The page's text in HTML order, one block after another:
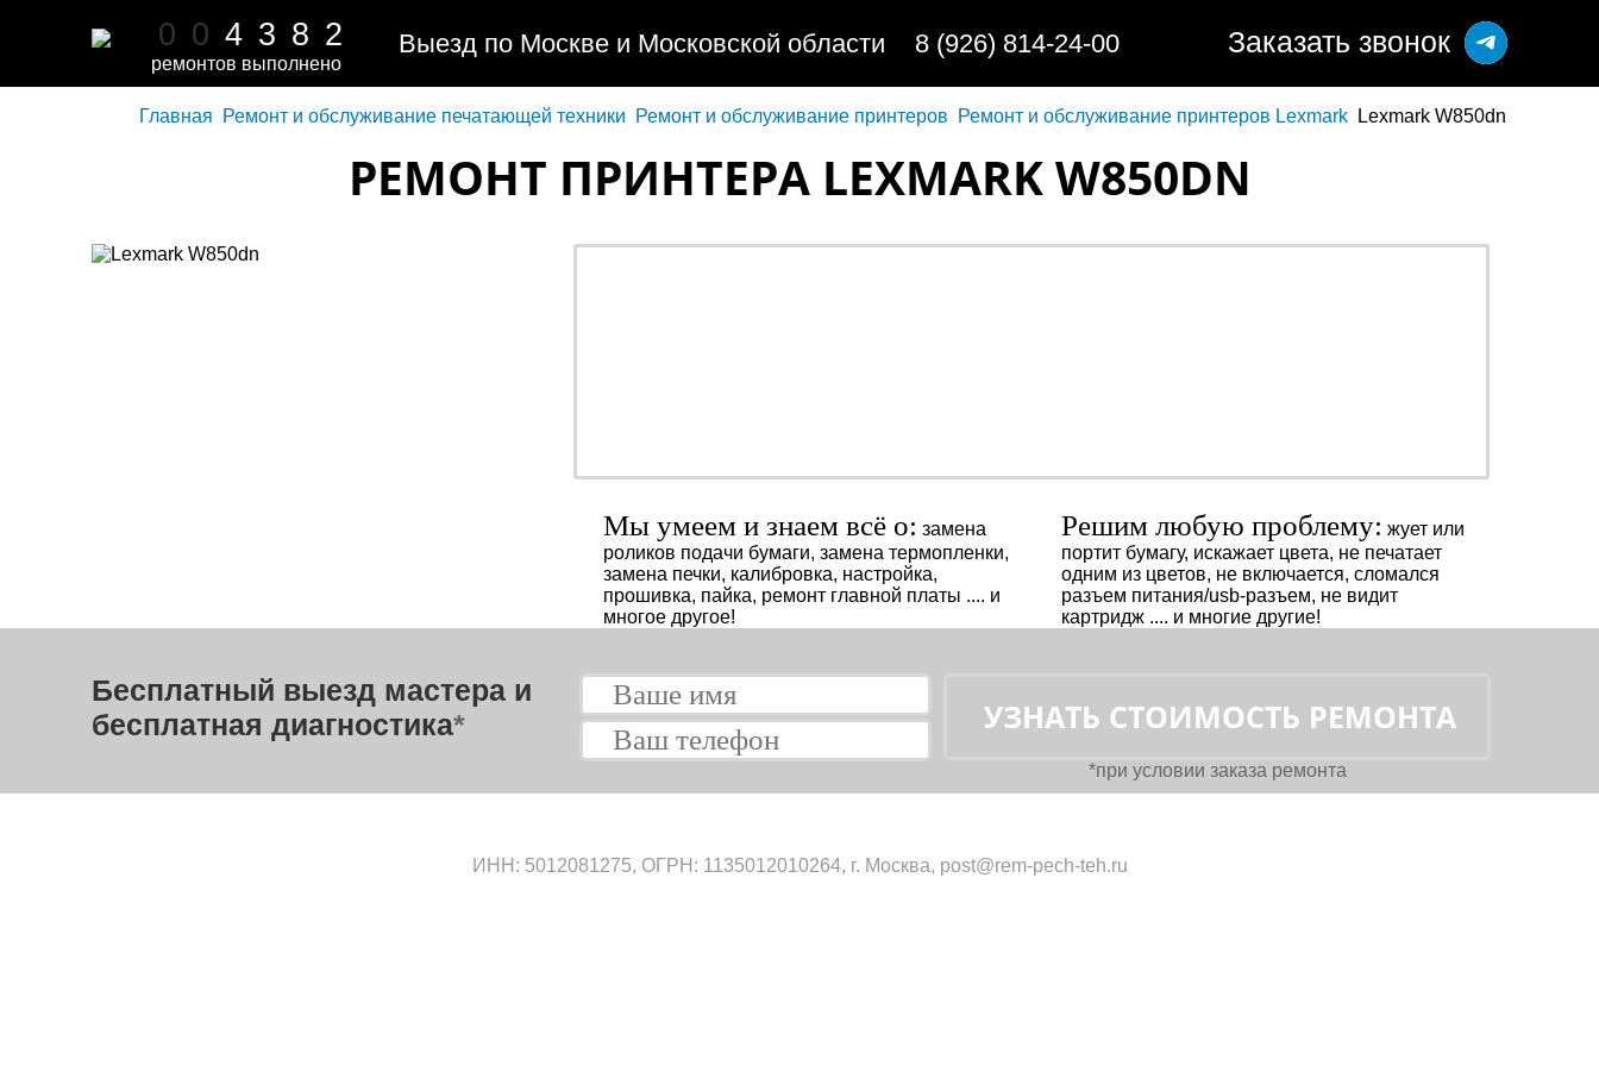
0 0 4 3 8 2
ремонтов выполнено
Выезд по Москве и Московской области 8 (926) 814-24-00 Заказать звонок
Главная Ремонт и обслуживание печатающей техники Ремонт и обслуживание принтеров Ремонт и обслуживание принтеров Lexmark Lexmark W850dn
РЕМОНТ ПРИНТЕРА LEXMARK W850DN
Мы умеем и знаем всё о: замена
роликов подачи бумаги, замена термопленки,
замена печки, калибровка, настройка,
прошивка, пайка, ремонт главной платы .... и
многое другое!
Решим любую проблему: жует или
портит бумагу, искажает цвета, не печатает
одним из цветов, не включается, сломался
разъем питания/usb-разъем, не видит
картридж .... и многие другие!
Бесплатный выезд мастера и
бесплатная диагностика*
*при условии заказа ремонта
ИНН: 5012081275, ОГРН: 1135012010264, г. Москва, post@rem-pech-teh.ru